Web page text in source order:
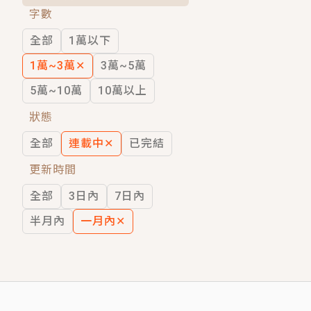
穿越｜《穿越遠古後成了野人娘子》你
字數
全部
1萬以下
1萬~3萬 ✕
3萬~5萬
5萬~10萬
10萬以上
狀態
全部
連載中 ✕
已完結
更新時間
全部
3日內
7日內
半月內
一月內 ✕